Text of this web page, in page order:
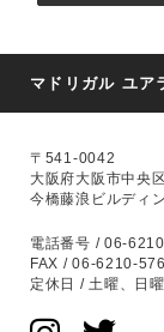
マドリガル ユア
〒541-0042
大阪府大阪市中央
今橋藤浪ビルディ
電話番号 / 06-
FAX / 06-6210-
定休日 / 土曜、日